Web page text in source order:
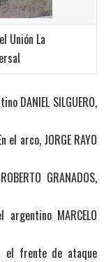
Unión La
DANIEL SILGUERO,
arco, JORGE RAYO
GRANADOS,
MARCELO
el frente de ataque